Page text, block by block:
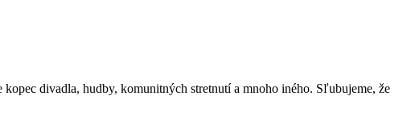
divadla, hudby, komunitných stretnutí a mnoho iného. Sľubujeme, že